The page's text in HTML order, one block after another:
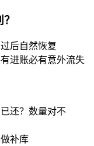
后自然恢复
进账必有意外流失
还？数量对不
补库